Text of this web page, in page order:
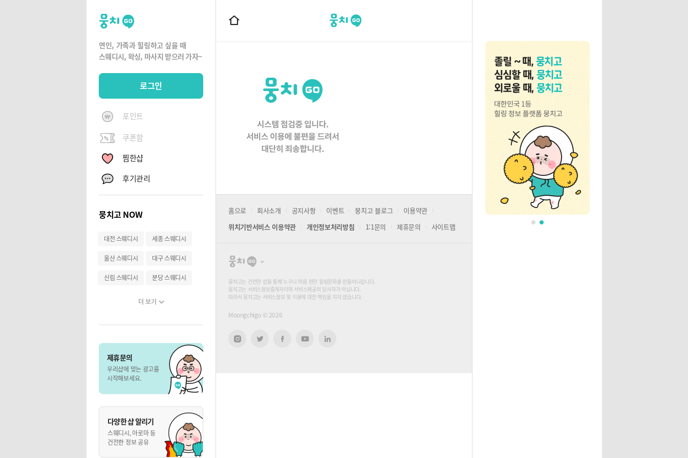
뭉
치
고
연인, 가족과 힐링하고 싶을 때
스웨디시, 왁싱, 마사지 받으러 가자~
로그인
포인트
쿠폰함
찜한샵
후기관리
뭉치고 NOW
대전 스웨디시 세종 스웨디시
울산 스웨디시 대구 스웨디시
신림 스웨디시 분당 스웨디시
더 보기
제휴문의
우리샵에 맞는 광고를
시작해보세요.
다양한 샵 알리기
스웨디시, 아로마 등
건전한 정보 공유
뭉치고
홈
홈으로 회사소개 공지사항 이벤트 뭉치고 블로그
이용약관
위치기반서비스 이용약관
개인정보처리방침 1:1문의 제휴문의 사이트맵
뭉
고
뭉치고는 건전한 샵을 통해 누구나 마음 편한 힐링문화를 만들어나갑니다.
뭉치고는 서비스정보중개자이며 서비스제공의 당사자가 아닙니다.
따라서 뭉치고는 서비스정보 및 이용에 대한 책임을 지지 않습니다.
Moongchigo © 2026